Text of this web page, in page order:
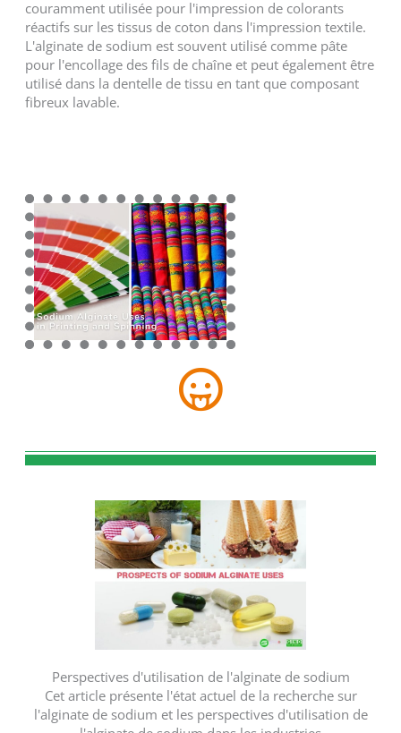
couramment utilisée pour l'impression de colorants
réactifs sur les tissus de coton dans l'impression textile.
L'alginate de sodium est souvent utilisé comme pâte
pour l'encollage des fils de chaîne et peut également être
utilisé dans la dentelle de tissu en tant que composant
fibreux lavable.
Perspectives d'utilisation de l'alginate de sodium
Cet article présente l'état actuel de la recherche sur
l'alginate de sodium et les perspectives d'utilisation de